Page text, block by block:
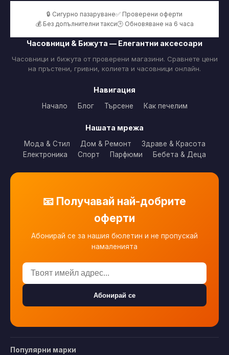
🔒 Сигурно пазаруване✅ Проверени оферти
💰 Без допълнителни такси🕒 Обновяване на 6 часа
Часовници & Бижута — Елегантни аксесоари
Часовници и бижута от проверени магазини. Сравнете цени
на пръстени, гривни, колиета и часовници онлайн.
Навигация
Начало Блог Търсене Как печелим
Нашата мрежа
Мода & Стил Дом & Ремонт
Здраве & Красота
Електроника
Спорт Парфюми Бебета & Деца
📧 Получавай най-добрите
оферти
Абонирай се за нашия бюлетин и не пропускай
намаленията
Абонирай се
Популярни марки